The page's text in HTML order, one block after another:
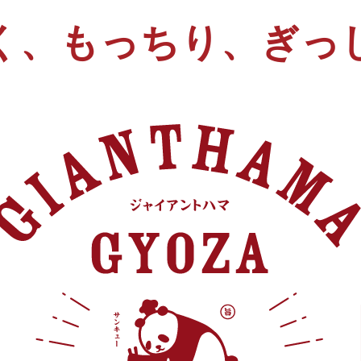
購入はコチラ ご購入はコチラ
もっちり、ぎっ